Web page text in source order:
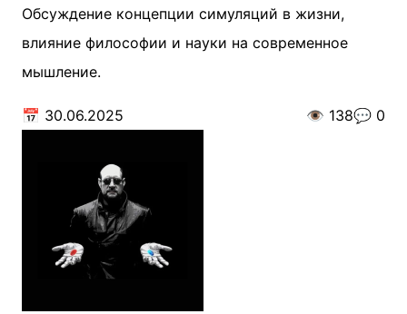
Обсуждение концепции симуляций в жизни,
влияние философии и науки на современное
мышление.
📅 30.06.2025 👁️ 138💬 0